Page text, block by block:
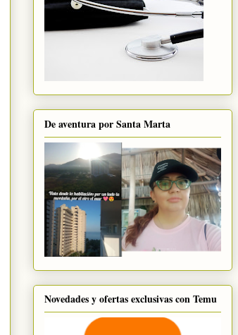
De aventura por Santa Marta
Novedades y ofertas exclusivas con Temu